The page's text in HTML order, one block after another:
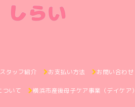
スタッフ紹介 お支払い方法 お問い合わせ
ついて 横浜市産後母子ケア事業（デイケア